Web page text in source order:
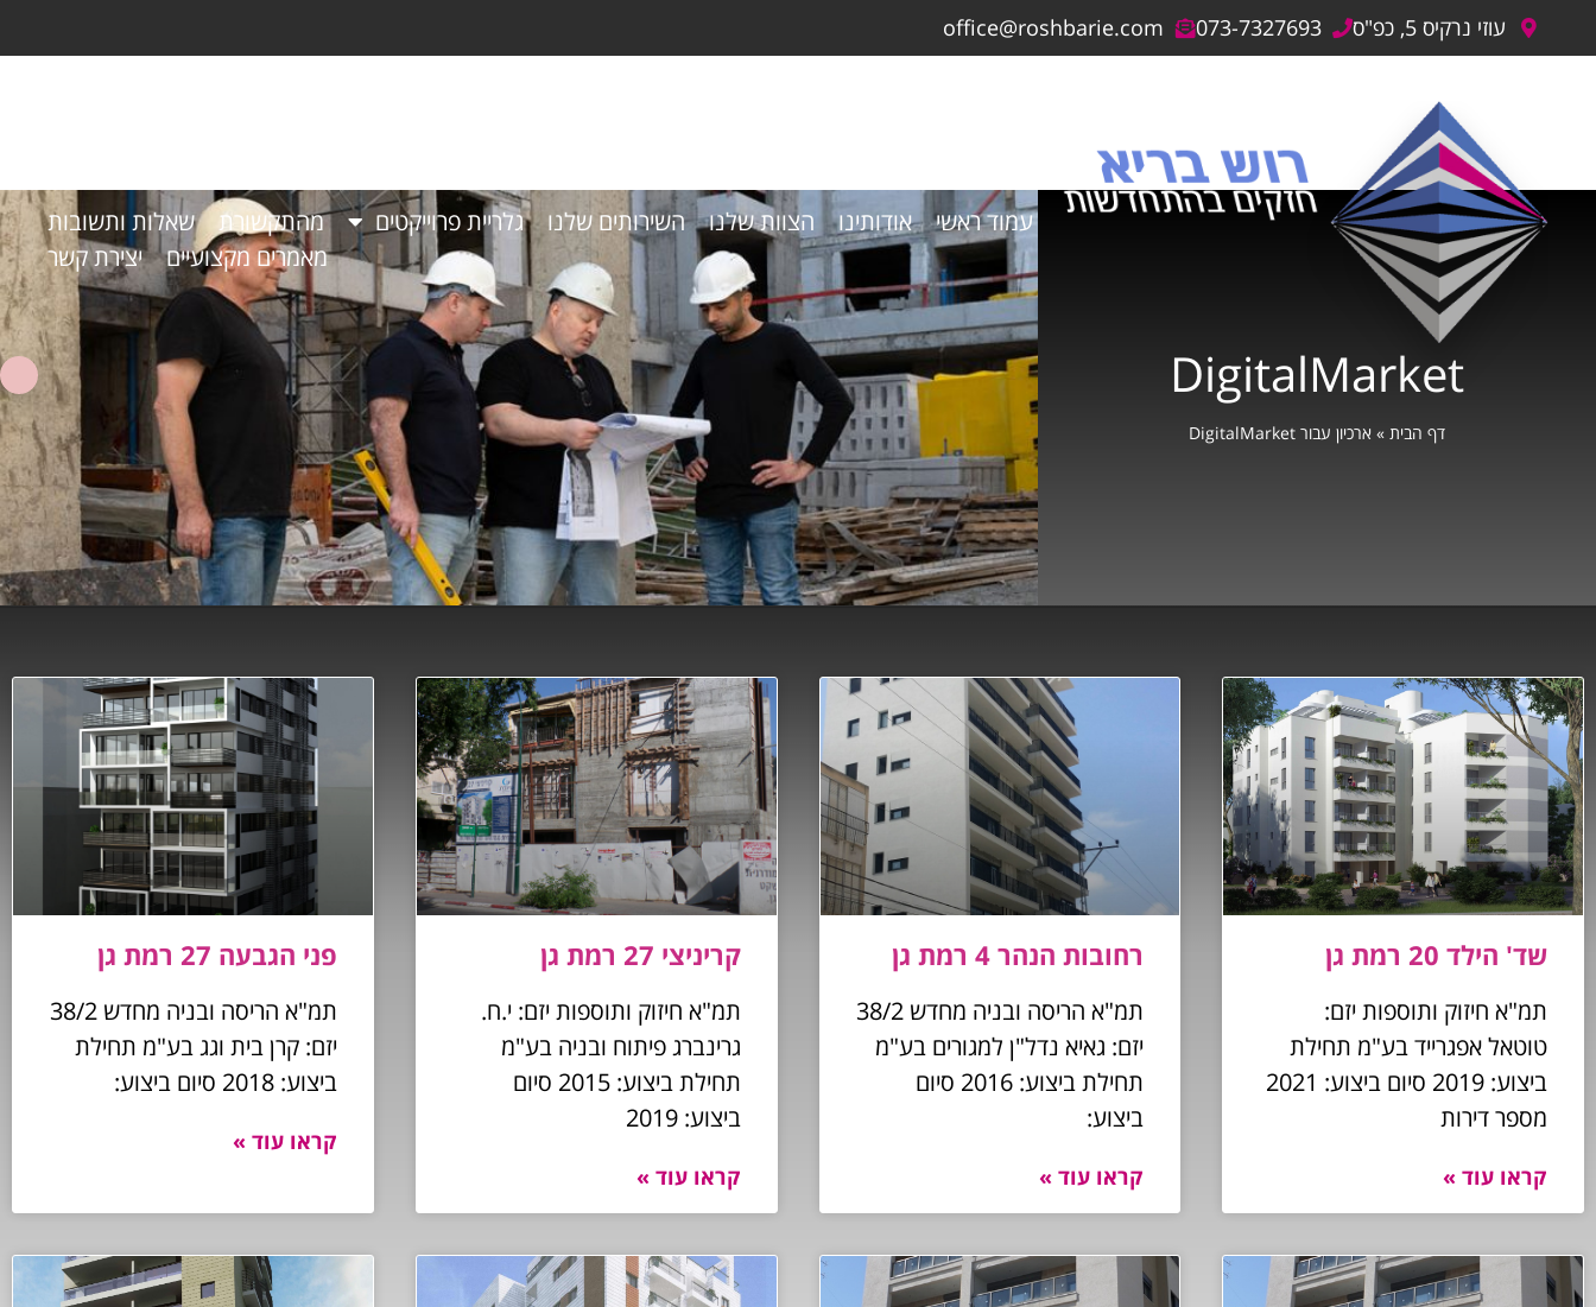
עוזי נרקיס 5, כפ"ס 073-7327693
office@roshbarie.com
עמוד ראשי אודותינו הצוות שלנו השירותים שלנו גלריית פרוייקטים מהתקשורת
שאלות ותשובות
מאמרים מקצועיים
יצירת קשר
DigitalMarket
דף הבית »ארכיון עבור DigitalMarket
שד' הילד 20 רמת גן
תמ"א חיזוק ותוספות יזם:
טוטאל אפגרייד בע"מ תחילת
ביצוע: 2019 סיום ביצוע: 2021
מספר דירות
קראו עוד »
רחובות הנהר 4 רמת גן
תמ"א הריסה ובניה מחדש 38/2
יזם: גאיא נדל"ן למגורים בע"מ
תחילת ביצוע: 2016 סיום
ביצוע:
קראו עוד »
קריניצי 27 רמת גן
תמ"א חיזוק ותוספות יזם: י.ח.
גרינברג פיתוח ובניה בע"מ
תחילת ביצוע: 2015 סיום
ביצוע: 2019
קראו עוד »
פני הגבעה 27 רמת גן
תמ"א הריסה ובניה מחדש 38/2
יזם: קרן בית וגג בע"מ תחילת
ביצוע: 2018 סיום ביצוע:
קראו עוד »